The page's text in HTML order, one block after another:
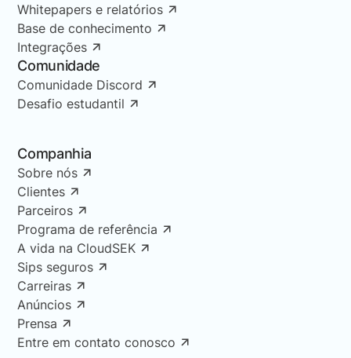
Whitepapers e relatórios
Base de conhecimento
Integrações
Comunidade
Comunidade Discord
Desafio estudantil
Companhia
Sobre nós
Clientes
Parceiros
Programa de referência
A vida na CloudSEK
Sips seguros
Carreiras
Anúncios
Prensa
Entre em contato conosco